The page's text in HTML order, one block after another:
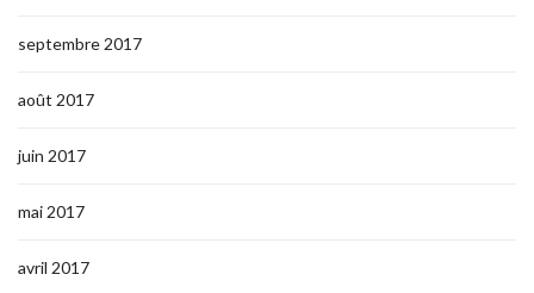
septembre 2017
août 2017
juin 2017
mai 2017
avril 2017